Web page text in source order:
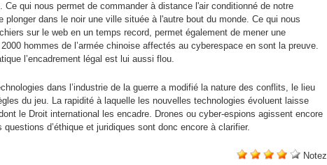
Ce qui nous permet de commander à distance l'air conditionné de notre
plonger dans le noir une ville située à l'autre bout du monde. Ce qui nous
sur le web en un temps record, permet également de mener une
hommes de l’armée chinoise affectés au cyberespace en sont la preuve.
l’encadrement légal est lui aussi flou.
dans l’industrie de la guerre a modifié la nature des conflits, le lieu
du jeu. La rapidité à laquelle les nouvelles technologies évoluent laisse
le Droit international les encadre. Drones ou cyber-espions agissent encore
d’éthique et juridiques sont donc encore à clarifier.
Notez